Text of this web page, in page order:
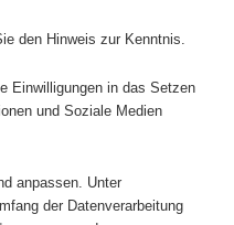
Alphabet Nach Postleitzahl
den Hinweis zur Kenntnis.
Einwilligungen in das Setzen
und Soziale Medien
anpassen. Unter
der Datenverarbeitung